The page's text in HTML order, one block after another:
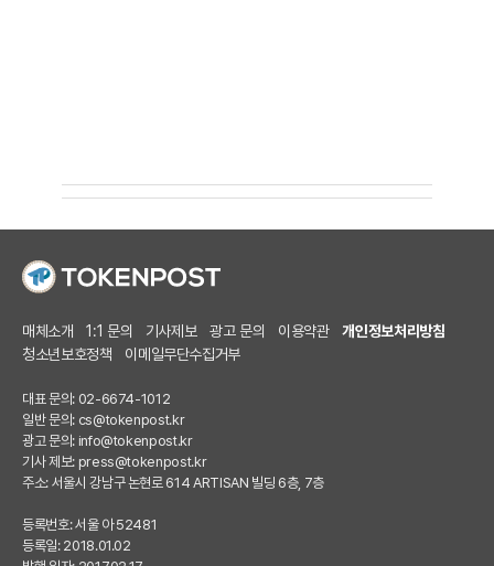
매체소개 1:1 문의 기사제보 광고 문의 이용약관
개인정보처리방침
청소년보호정책
이메일무단수집거부
대표 문의: 02-6674-1012
일반 문의: cs@tokenpost.kr
광고 문의: info@tokenpost.kr
기사 제보: press@tokenpost.kr
주소: 서울시 강남구 논현로 614 ARTISAN 빌딩 6층, 7층
등록번호: 서울 아 52481
등록일: 2018.01.02